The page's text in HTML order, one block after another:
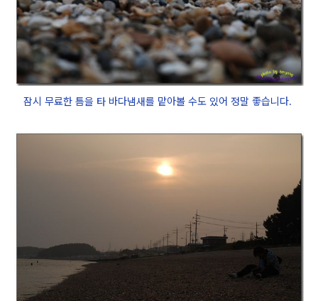
잠시 무료한 틈을 타 바다냄새를 맡아볼 수도 있어 정말 좋습니다.